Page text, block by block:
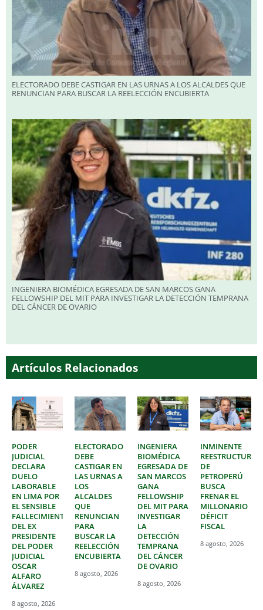
ELECTORADO DEBE CASTIGAR EN LAS URNAS A LOS ALCALDES QUE
RENUNCIAN PARA BUSCAR LA REELECCIÓN ENCUBIERTA
INGENIERA BIOMÉDICA EGRESADA DE SAN MARCOS GANA
FELLOWSHIP DEL MIT PARA INVESTIGAR LA DETECCIÓN TEMPRANA
DEL CÁNCER DE OVARIO
Artículos Relacionados
PODER
JUDICIAL
DECLARA
DUELO
LABORABLE
EN LIMA POR
EL SENSIBLE
FALLECIMIENTO
DEL EX
PRESIDENTE
DEL PODER
JUDICIAL
OSCAR
ALFARO
ÁLVAREZ
8 agosto, 2026
ELECTORADO
DEBE
CASTIGAR EN
LAS URNAS A
LOS
ALCALDES
QUE
RENUNCIAN
PARA
BUSCAR LA
REELECCIÓN
ENCUBIERTA
8 agosto, 2026
INGENIERA
BIOMÉDICA
EGRESADA DE
SAN MARCOS
GANA
FELLOWSHIP
DEL MIT PARA
INVESTIGAR
LA
DETECCIÓN
TEMPRANA
DEL CÁNCER
DE OVARIO
8 agosto, 2026
INMINENTE
DE
PETROPERÚ
BUSCA
FRENAR EL
MILLONARIO
DÉFICIT
FISCAL
8 agosto, 2026